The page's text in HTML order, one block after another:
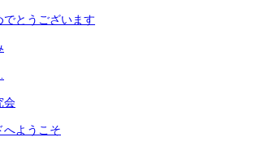
でとうございます
会
へようこそ